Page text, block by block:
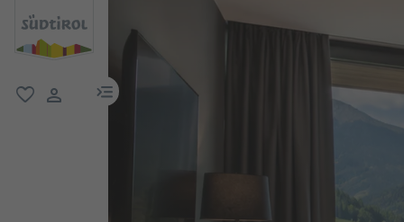
link menu